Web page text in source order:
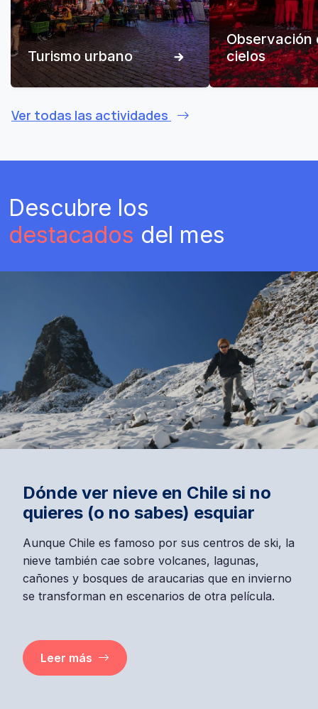
Turismo urbano
Observación
cielos
Ver todas las actividades
Descubre los
destacados del mes
Dónde ver nieve en Chile si no
quieres (o no sabes) esquiar
Aunque Chile es famoso por sus centros de ski, la
nieve también cae sobre volcanes, lagunas,
cañones y bosques de araucarias que en invierno
se transforman en escenarios de otra película.
Leer más